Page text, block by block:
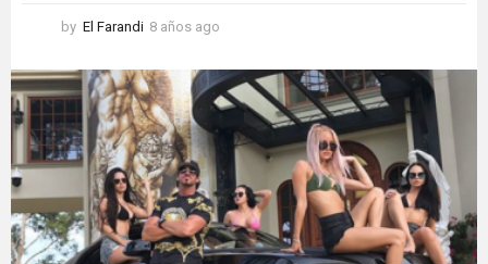
by El Farandi 8 años ago
ñ
o
s
o